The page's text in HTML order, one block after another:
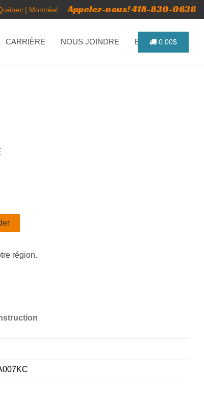
| Montréal Appelez-nous! 418-830-0638
CARRIÈRE NOUS JOINDRE ENGLISH
0.00$
région.